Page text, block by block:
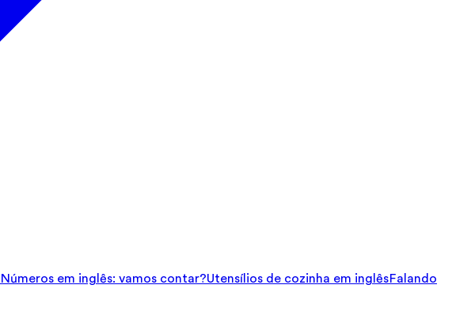
Números em inglês: vamos contar?Utensílios de cozinha em inglêsFalando